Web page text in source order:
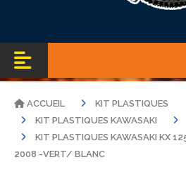
ACCUEIL
KIT PLASTIQUES
KIT PLASTIQUES KAWASAKI
KIT PLASTIQUES KAWASAKI KX
2008 -VERT/ BLANC